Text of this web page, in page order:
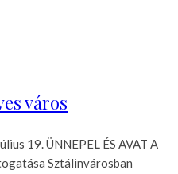
város
19. ÜNNEPEL ÉS AVAT A
Sztálinvárosban